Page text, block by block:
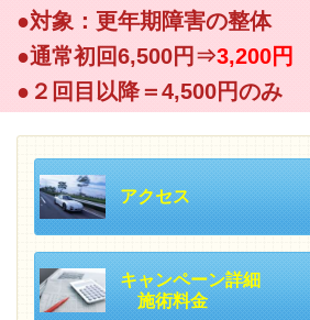
●対象：更年期障害の整体
●通常初回6,500円⇒3,200円
●２回目以降＝4,500円のみ
アクセス
キャンペーン詳細
施術料金